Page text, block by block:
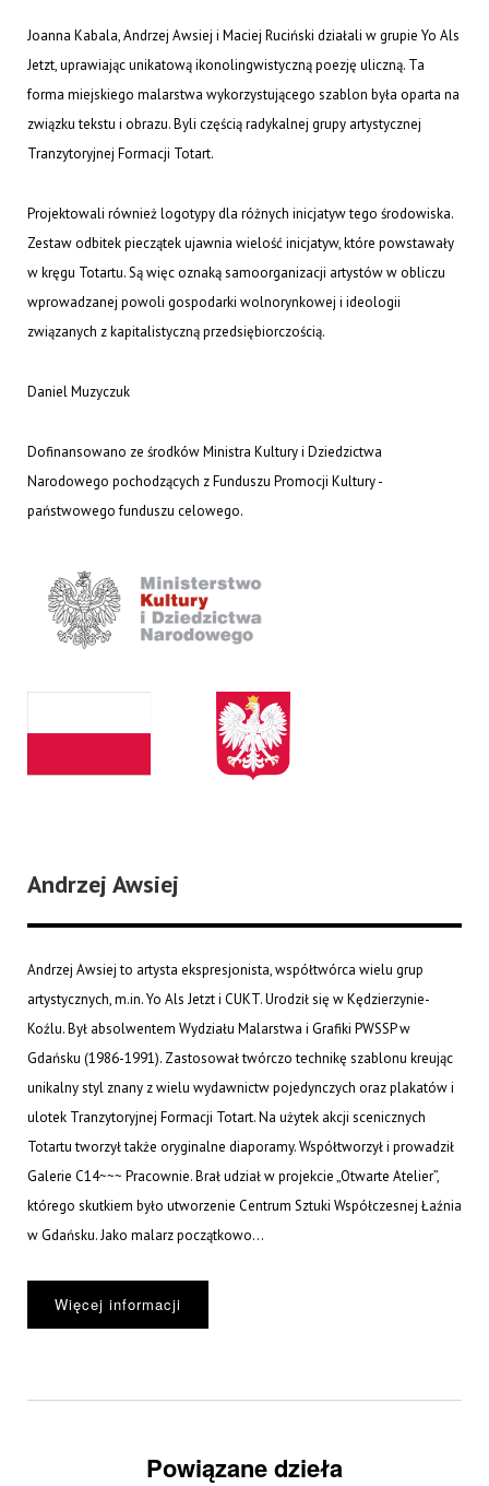
Joanna Kabala, Andrzej Awsiej i Maciej Ruciński działali w grupie Yo Als
Jetzt, uprawiając unikatową ikonolingwistyczną poezję uliczną. Ta
forma miejskiego malarstwa wykorzystującego szablon była oparta na
związku tekstu i obrazu. Byli częścią radykalnej grupy artystycznej
Tranzytoryjnej Formacji Totart.
Projektowali również logotypy dla różnych inicjatyw tego środowiska.
Zestaw odbitek pieczątek ujawnia wielość inicjatyw, które powstawały
w kręgu Totartu. Są więc oznaką samoorganizacji artystów w obliczu
wprowadzanej powoli gospodarki wolnorynkowej i ideologii
związanych z kapitalistyczną przedsiębiorczością.
Daniel Muzyczuk
Dofinansowano ze środków Ministra Kultury i Dziedzictwa
Narodowego pochodzących z Funduszu Promocji Kultury -
państwowego funduszu celowego.
Andrzej Awsiej
Andrzej Awsiej to artysta ekspresjonista, współtwórca wielu grup
artystycznych, m.in. Yo Als Jetzt i CUKT. Urodził się w Kędzierzynie-
Koźlu. Był absolwentem Wydziału Malarstwa i Grafiki PWSSP w
Gdańsku (1986-1991). Zastosował twórczo technikę szablonu kreując
unikalny styl znany z wielu wydawnictw pojedynczych oraz plakatów i
ulotek Tranzytoryjnej Formacji Totart. Na użytek akcji scenicznych
Totartu tworzył także oryginalne diaporamy. Współtworzył i prowadził
Galerie C14~~~ Pracownie. Brał udział w projekcie „Otwarte Atelier”,
którego skutkiem było utworzenie Centrum Sztuki Współczesnej Łaźnia
w Gdańsku. Jako malarz początkowo...
Więcej informacji
Powiązane dzieła